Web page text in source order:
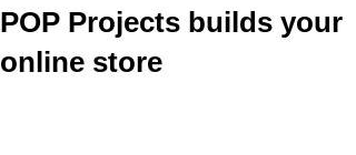
POP Projects builds your
online store